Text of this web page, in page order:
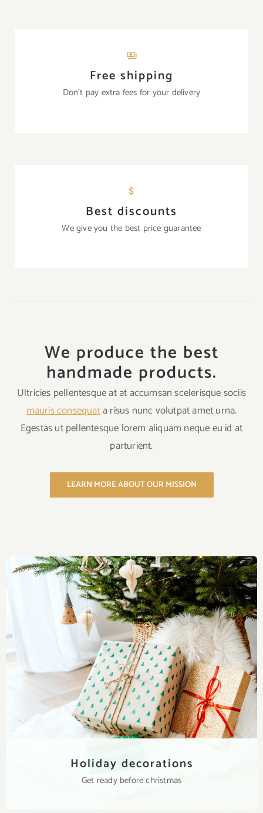
Free shipping
Don’t pay extra fees for your delivery
Best discounts
We give you the best price guarantee
We produce the best
handmade products.
Ultricies pellentesque at at accumsan scelerisque sociis
mauris consequata risus nunc volutpat amet urna.
Egestas ut pellentesque lorem aliquam neque eu id at
parturient.
LEARN MORE ABOUT OUR MISSION
Holiday decorations
Get ready before christmas